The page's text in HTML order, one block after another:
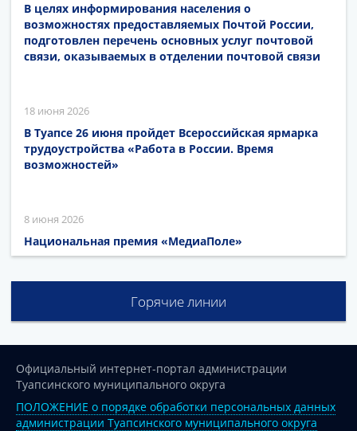
В целях информирования населения о
возможностях предоставляемых Почтой России,
подготовлен перечень основных услуг почтовой
связи, оказываемых в отделении почтовой связи
18 июня 2026
В Туапсе 26 июня пройдет Всероссийская ярмарка
трудоустройства «Работа в России. Время
возможностей»
8 июня 2026
Национальная премия «МедиаПоле»
Горячие линии
Официальный интернет-портал администрации
Туапсинского муниципального округа
ПОЛОЖЕНИЕ о порядке обработки персональных данных
администрации Туапсинского муниципального округа